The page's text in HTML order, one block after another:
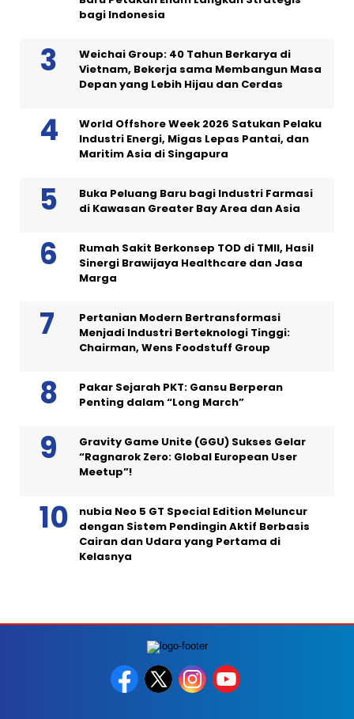
bagi Indonesia
Weichai Group: 40 Tahun Berkarya di
Vietnam, Bekerja sama Membangun Masa
Depan yang Lebih Hijau dan Cerdas
World Offshore Week 2026 Satukan Pelaku
Industri Energi, Migas Lepas Pantai, dan
Maritim Asia di Singapura
Buka Peluang Baru bagi Industri Farmasi
di Kawasan Greater Bay Area dan Asia
Rumah Sakit Berkonsep TOD di TMII, Hasil
Sinergi Brawijaya Healthcare dan Jasa
Marga
Pertanian Modern Bertransformasi
Menjadi Industri Berteknologi Tinggi:
Chairman, Wens Foodstuff Group
Pakar Sejarah PKT: Gansu Berperan
Penting dalam “Long March”
Gravity Game Unite (GGU) Sukses Gelar
“Ragnarok Zero: Global European User
Meetup”!
nubia Neo 5 GT Special Edition Meluncur
dengan Sistem Pendingin Aktif Berbasis
Cairan dan Udara yang Pertama di
Kelasnya